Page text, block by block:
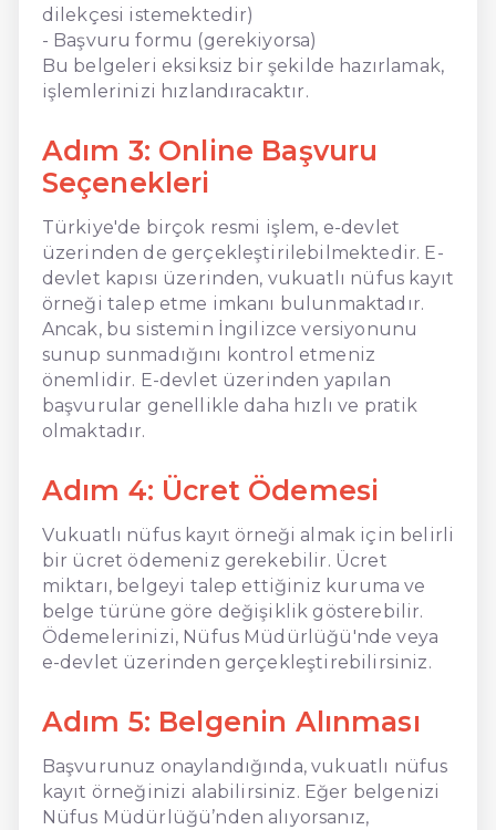
dilekçesi istemektedir)
- Başvuru formu (gerekiyorsa)
Bu belgeleri eksiksiz bir şekilde hazırlamak,
işlemlerinizi hızlandıracaktır.
Adım 3: Online Başvuru
Seçenekleri
Türkiye'de birçok resmi işlem, e-devlet
üzerinden de gerçekleştirilebilmektedir. E-
devlet kapısı üzerinden, vukuatlı nüfus kayıt
örneği talep etme imkanı bulunmaktadır.
Ancak, bu sistemin İngilizce versiyonunu
sunup sunmadığını kontrol etmeniz
önemlidir. E-devlet üzerinden yapılan
başvurular genellikle daha hızlı ve pratik
olmaktadır.
Adım 4: Ücret Ödemesi
Vukuatlı nüfus kayıt örneği almak için belirli
bir ücret ödemeniz gerekebilir. Ücret
miktarı, belgeyi talep ettiğiniz kuruma ve
belge türüne göre değişiklik gösterebilir.
Ödemelerinizi, Nüfus Müdürlüğü'nde veya
e-devlet üzerinden gerçekleştirebilirsiniz.
Adım 5: Belgenin Alınması
Başvurunuz onaylandığında, vukuatlı nüfus
kayıt örneğinizi alabilirsiniz. Eğer belgenizi
Nüfus Müdürlüğü’nden alıyorsanız,